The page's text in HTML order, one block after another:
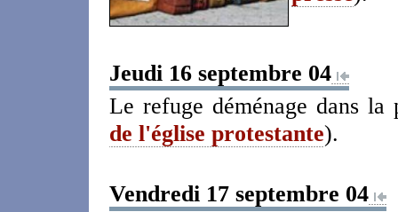
Jeudi 16 septembre 04
Le refuge déménage dans la
de l'église protestante).
Vendredi 17 septembre 04